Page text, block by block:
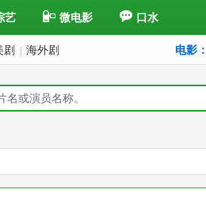
艺 微电影 口水
剧 海外剧 电影：